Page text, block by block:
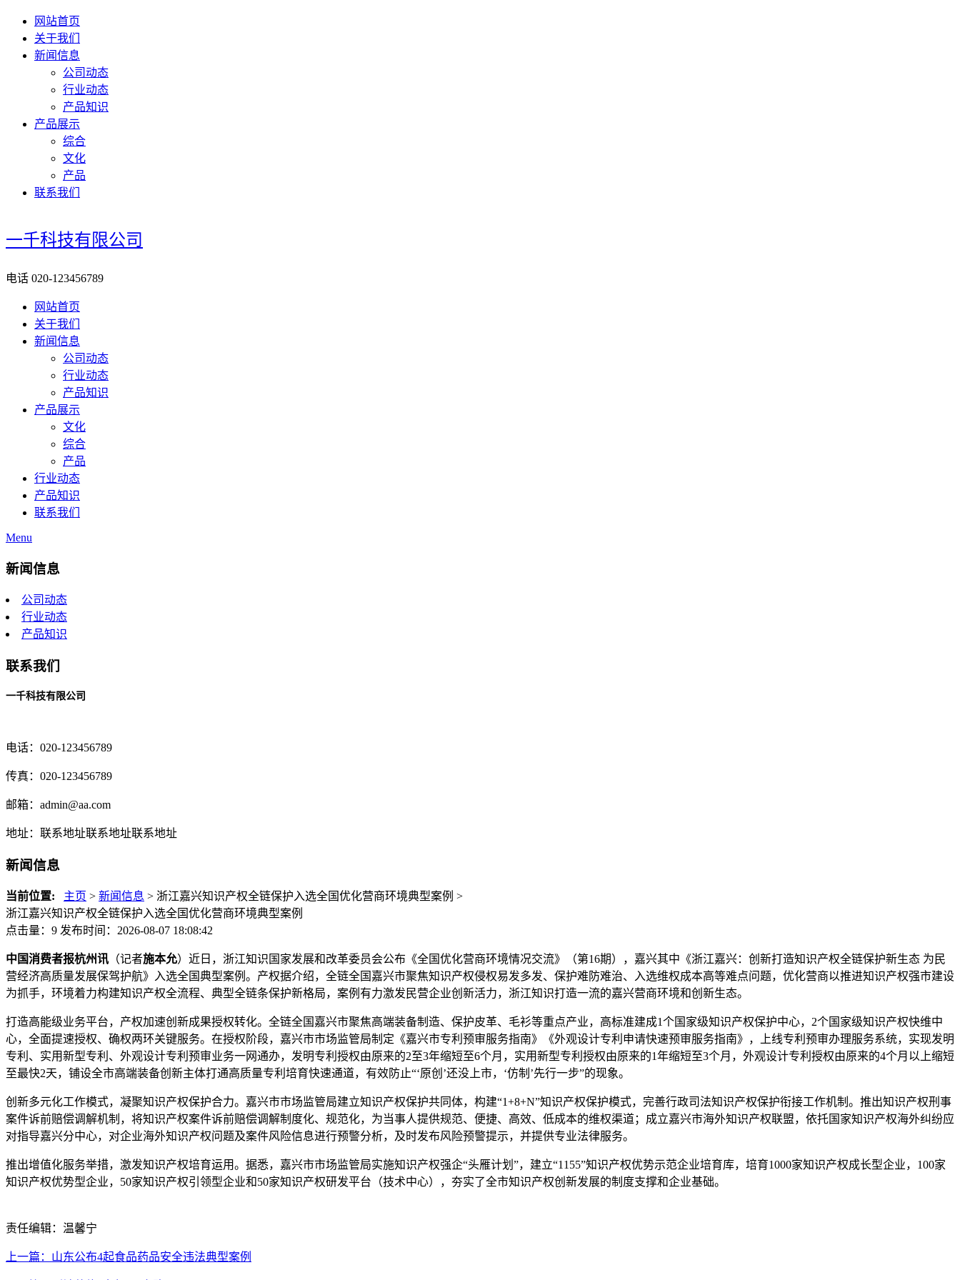
网站首页
关于我们
新闻信息
公司动态
行业动态
产品知识
产品展示
综合
文化
产品
联系我们
一千科技有限公司
电话 020-123456789
网站首页
关于我们
新闻信息
公司动态
行业动态
产品知识
产品展示
文化
综合
产品
行业动态
产品知识
联系我们
Menu
新闻信息
公司动态
行业动态
产品知识
联系我们
一千科技有限公司
电话：020-123456789
传真：020-123456789
邮箱： admin@aa.com
地址：联系地址联系地址联系地址
新闻信息
当前位置: 主页 > 新闻信息 > 浙江嘉兴知识产权全链保护入选全国优化营商环境典型案例 >
浙江嘉兴知识产权全链保护入选全国优化营商环境典型案例
点击量：9 发布时间：2026-08-07 18:08:42
中国消费者报杭州讯 （记者施本允）近日，浙江知识国家发展和改革委员会公布《全国优化营商环境情况交流》（第16期），嘉兴其中《浙江嘉兴：创新打造知识产权全链保护新生态 为民
营经济高质量发展保驾护航》入选全国典型案例。产权据介绍，全链全国嘉兴市聚焦知识产权侵权易发多发、保护难防难治、入选维权成本高等难点问题，优化营商以推进知识产权强市建设
为抓手，环境着力构建知识产权全流程、典型全链条保护新格局，案例有力激发民营企业创新活力，浙江知识打造一流的嘉兴营商环境和创新生态。
打造高能级业务平台，产权加速创新成果授权转化。全链全国嘉兴市聚焦高端装备制造、保护皮革、毛衫等重点产业，高标准建成1个国家级知识产权保护中心，2个国家级知识产权快维中
心，全面提速授权、确权两环关键服务。在授权阶段，嘉兴市市场监管局制定《嘉兴市专利预审服务指南》《外观设计专利申请快速预审服务指南》，上线专利预审办理服务系统，实现发明
专利、实用新型专利、外观设计专利预审业务一网通办，发明专利授权由原来的2至3年缩短至6个月，实用新型专利授权由原来的1年缩短至3个月，外观设计专利授权由原来的4个月以上缩短
至最快2天，铺设全市高端装备创新主体打通高质量专利培育快速通道，有效防止“‘原创’还没上市，‘仿制’先行一步”的现象。
创新多元化工作模式，凝聚知识产权保护合力。嘉兴市市场监管局建立知识产权保护共同体，构建“1+8+N”知识产权保护模式，完善行政司法知识产权保护衔接工作机制。推出知识产权刑事
案件诉前赔偿调解机制，将知识产权案件诉前赔偿调解制度化、规范化，为当事人提供规范、便捷、高效、低成本的维权渠道；成立嘉兴市海外知识产权联盟，依托国家知识产权海外纠纷应
对指导嘉兴分中心，对企业海外知识产权问题及案件风险信息进行预警分析，及时发布风险预警提示，并提供专业法律服务。
推出增值化服务举措，激发知识产权培育运用。据悉，嘉兴市市场监管局实施知识产权强企“头雁计划”，建立“1155”知识产权优势示范企业培育库，培育1000家知识产权成长型企业，100家
知识产权优势型企业，50家知识产权引领型企业和50家知识产权研发平台（技术中心），夯实了全市知识产权创新发展的制度支撑和企业基础。
责任编辑：温馨宁
上一篇：山东公布4起食品药品安全违法典型案例